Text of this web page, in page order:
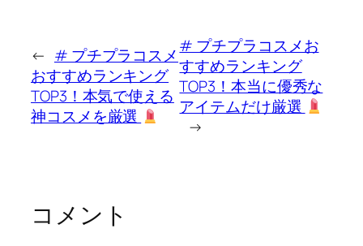
← # プチプラコスメ
おすすめランキング
TOP3！本気で使える
神コスメを厳選
# プチプラコスメお
すすめランキング
TOP3！本当に優秀な
アイテムだけ厳選
→
コメント